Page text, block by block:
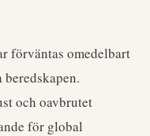
förväntas omedelbart
och oavbrutet
för global